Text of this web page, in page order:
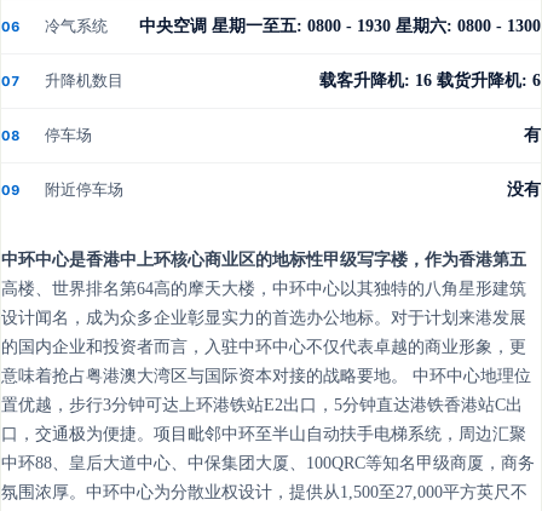
06 冷气系统 中央空调 星期一至五: 0800 - 1930 星期六: 0800 - 1300
07 升降机数目 载客升降机: 16 载货升降机: 6
08 停车场 有
09 附近停车场 没有
中环中心是香港中上环核心商业区的地标性甲级写字楼，作为香港第五
高楼、世界排名第64高的摩天大楼，中环中心以其独特的八角星形建筑
设计闻名，成为众多企业彰显实力的首选办公地标。对于计划来港发展
的国内企业和投资者而言，入驻中环中心不仅代表卓越的商业形象，更
意味着抢占粤港澳大湾区与国际资本对接的战略要地。 中环中心地理位
置优越，步行3分钟可达上环港铁站E2出口，5分钟直达港铁香港站C出
口，交通极为便捷。项目毗邻中环至半山自动扶手电梯系统，周边汇聚
中环88、皇后大道中心、中保集团大厦、100QRC等知名甲级商厦，商务
氛围浓厚。中环中心为分散业权设计，提供从1,500至27,000平方英尺不